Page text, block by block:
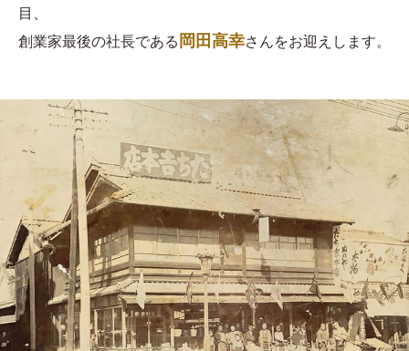
目、
創業家最後の社長である 岡田高幸さんをお迎えします。